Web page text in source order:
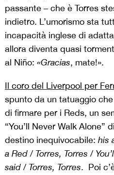
passante – che è Torres
indietro. L’umorismo sta
incapacità inglese di
allora diventa quasi
al Niño: «Gracias, mate!».
Il coro del Liverpool per
spunto da un tatuaggio
di firmare per i Reds, un
“You’ll Never Walk Alone”
destino inequivocabile: his
a Red / Torres, Torres /
said / Torres, Torres. Poi